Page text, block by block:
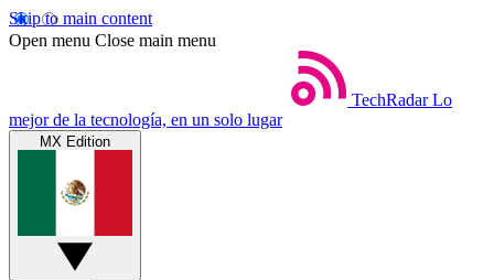
Skip to main content
Open menu Close main menu
TechRadar Lo
mejor de la tecnología, en un solo lugar
MX Edition